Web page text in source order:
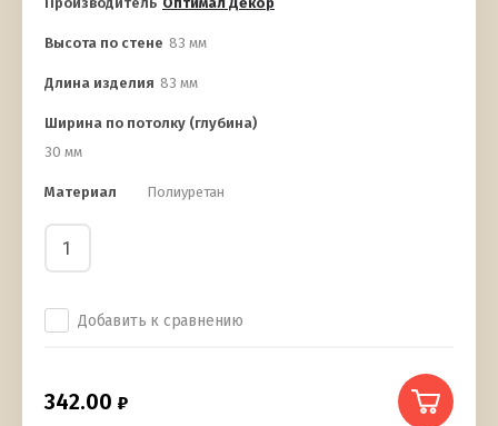
Высота по стене 83 мм
Длина изделия 83 мм
Ширина по потолку (глубина)
30 мм
Материал Полиуретан
Добавить к сравнению
342.00